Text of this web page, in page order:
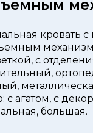
кровать
с
с агатом, с
большая.